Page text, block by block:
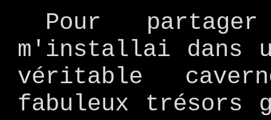
Pour
m'installai dans
véritable
fabuleux trésors